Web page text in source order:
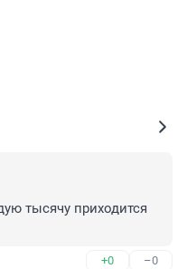
тысячу приходится
+0 –0